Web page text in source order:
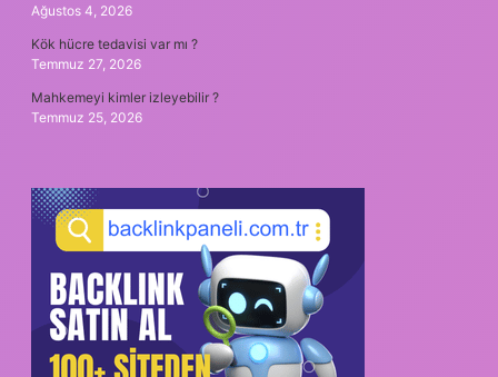
Ağustos 4, 2026
Kök hücre tedavisi var mı ?
Temmuz 27, 2026
Mahkemeyi kimler izleyebilir ?
Temmuz 25, 2026